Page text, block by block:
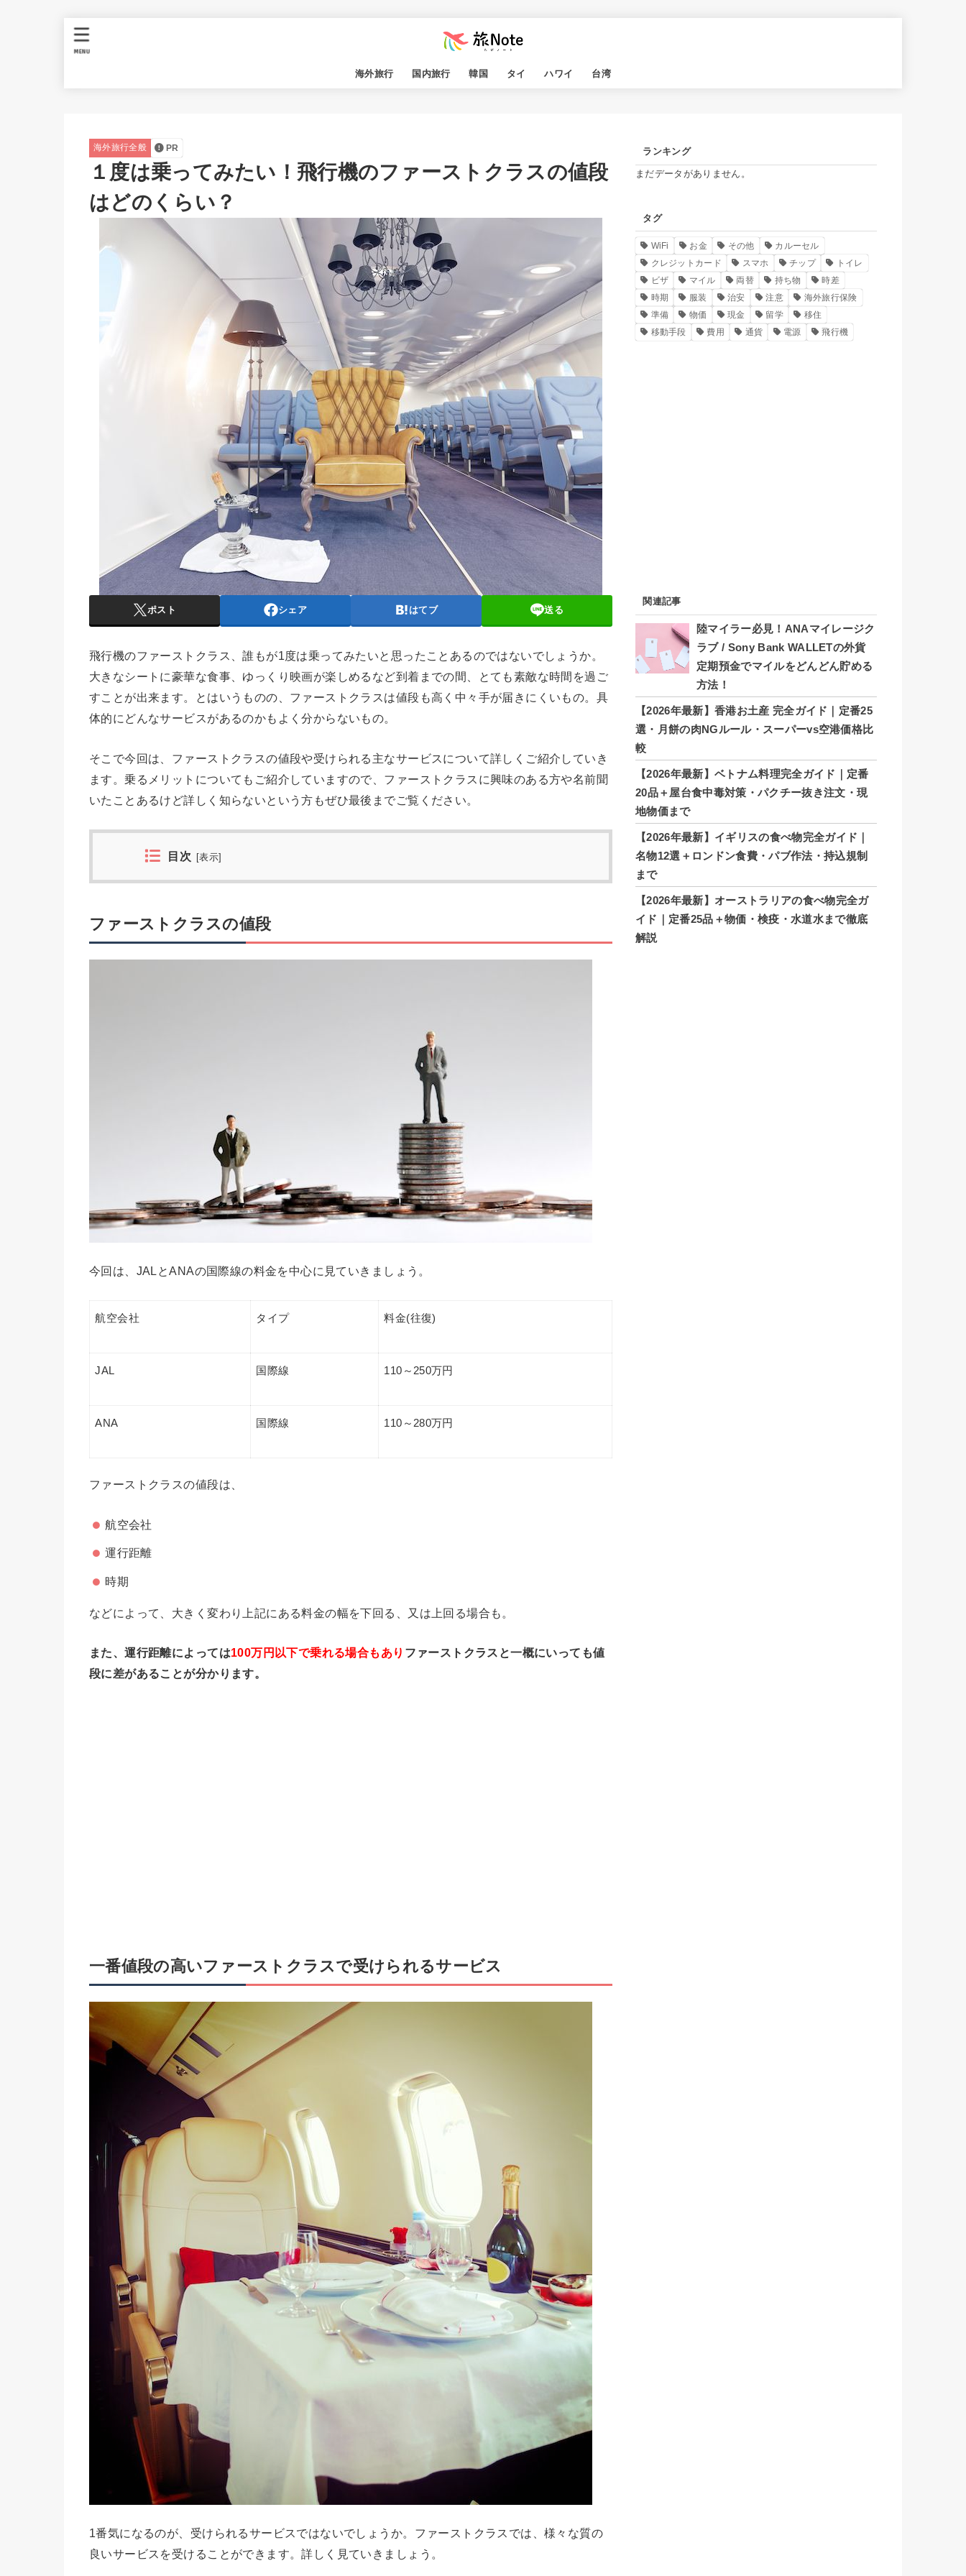
海外旅行 国内旅行 韓国 タイ ハワイ 台湾
MENU
海外旅行全般 PR
１度は乗ってみたい！飛行機のファーストクラスの値段
はどのくらい？
ポスト シェア はてブ 送る
飛行機のファーストクラス、誰もが1度は乗ってみたいと思ったことあるのではないでしょうか。
大きなシートに豪華な食事、ゆっくり映画が楽しめるなど到着までの間、とても素敵な時間を過ご
すことが出来ます。とはいうものの、ファーストクラスは値段も高く中々手が届きにくいもの。具
体的にどんなサービスがあるのかもよく分からないもの。
そこで今回は、ファーストクラスの値段や受けられる主なサービスについて詳しくご紹介していき
ます。乗るメリットについてもご紹介していますので、ファーストクラスに興味のある方や名前聞
いたことあるけど詳しく知らないという方もぜひ最後までご覧ください。
目次 [表示]
ファーストクラスの値段
今回は、JALとANAの国際線の料金を中心に見ていきましょう。
航空会社 タイプ 料金(往復)
JAL 国際線 110～250万円
ANA 国際線 110～280万円
ファーストクラスの値段は、
航空会社
運行距離
時期
などによって、大きく変わり上記にある料金の幅を下回る、又は上回る場合も。
また、運行距離によっては100万円以下で乗れる場合もあり ファーストクラスと一概にいっても値
段に差があることが分かります。
一番値段の高いファーストクラスで受けられるサービス
1番気になるのが、受けられるサービスではないでしょうか。ファーストクラスでは、様々な質の
良いサービスを受けることができます。詳しく見ていきましょう。
ランキング
まだデータがありません。
タグ
WiFi お金 その他
カルーセル
クレジットカード
スマホ チップ
トイレ
ビザ
マイル 両替 持ち物
時差
時期
服装 治安 注意
海外旅行保険
準備
物価 現金 留学
移住
移動手段
費用 通貨 電源 飛行機
関連記事
陸マイラー必見！ANAマイレージク
ラブ / Sony Bank WALLETの外貨
定期預金でマイルをどんどん貯める
方法！
【2026年最新】香港お土産 完全ガイド｜定番25
選・月餅の肉NGルール・スーパーvs空港価格比
較
【2026年最新】ベトナム料理完全ガイド｜定番
20品＋屋台食中毒対策・パクチー抜き注文・現
地物価まで
【2026年最新】イギリスの食べ物完全ガイド｜
名物12選＋ロンドン食費・パブ作法・持込規制
まで
【2026年最新】オーストラリアの食べ物完全ガ
イド｜定番25品＋物価・検疫・水道水まで徹底
解説